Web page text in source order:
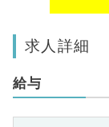
求人詳細
給与